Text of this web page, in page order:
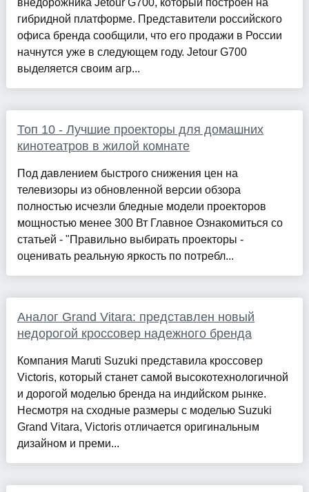
гибридной платформе. Представители российского
офиса бренда сообщили, что его продажи в России
начнутся уже в следующем году. Jetour G700
выделяется своим агр...
Топ 10 - Лучшие проекторы для домашних
кинотеатров в жилой комнате
Под давлением быстрого снижения цен на
телевизоры из обновленной версии обзора
полностью исчезли бледные модели проекторов
мощностью менее 300 Вт Главное Ознакомиться со
статьей - "Правильно выбирать проекторы -
оценивать реальную яркость по потребл...
Аналог Grand Vitara: представлен новый
недорогой кроссовер надежного бренда
Компания Maruti Suzuki представила кроссовер
Victoris, который станет самой высокотехнологичной
и дорогой моделью бренда на индийском рынке.
Несмотря на сходные размеры с моделью Suzuki
Grand Vitara, Victoris отличается оригинальным
дизайном и преми...